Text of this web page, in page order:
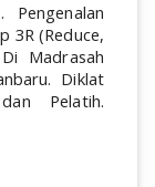
3R (Reduce,
Madrasah
Diklat
Pelatih.